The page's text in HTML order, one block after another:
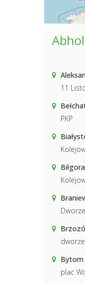
11
PKP
Bytom
plac